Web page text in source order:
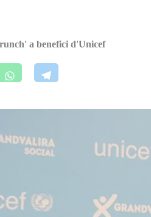
a benefici d'Unicef